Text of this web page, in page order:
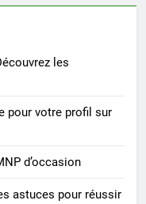
les
pour votre profil sur
d’occasion
astuces pour réussir